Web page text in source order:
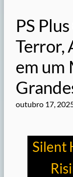
PS
Terror,
em um
outubro 17,
Silent